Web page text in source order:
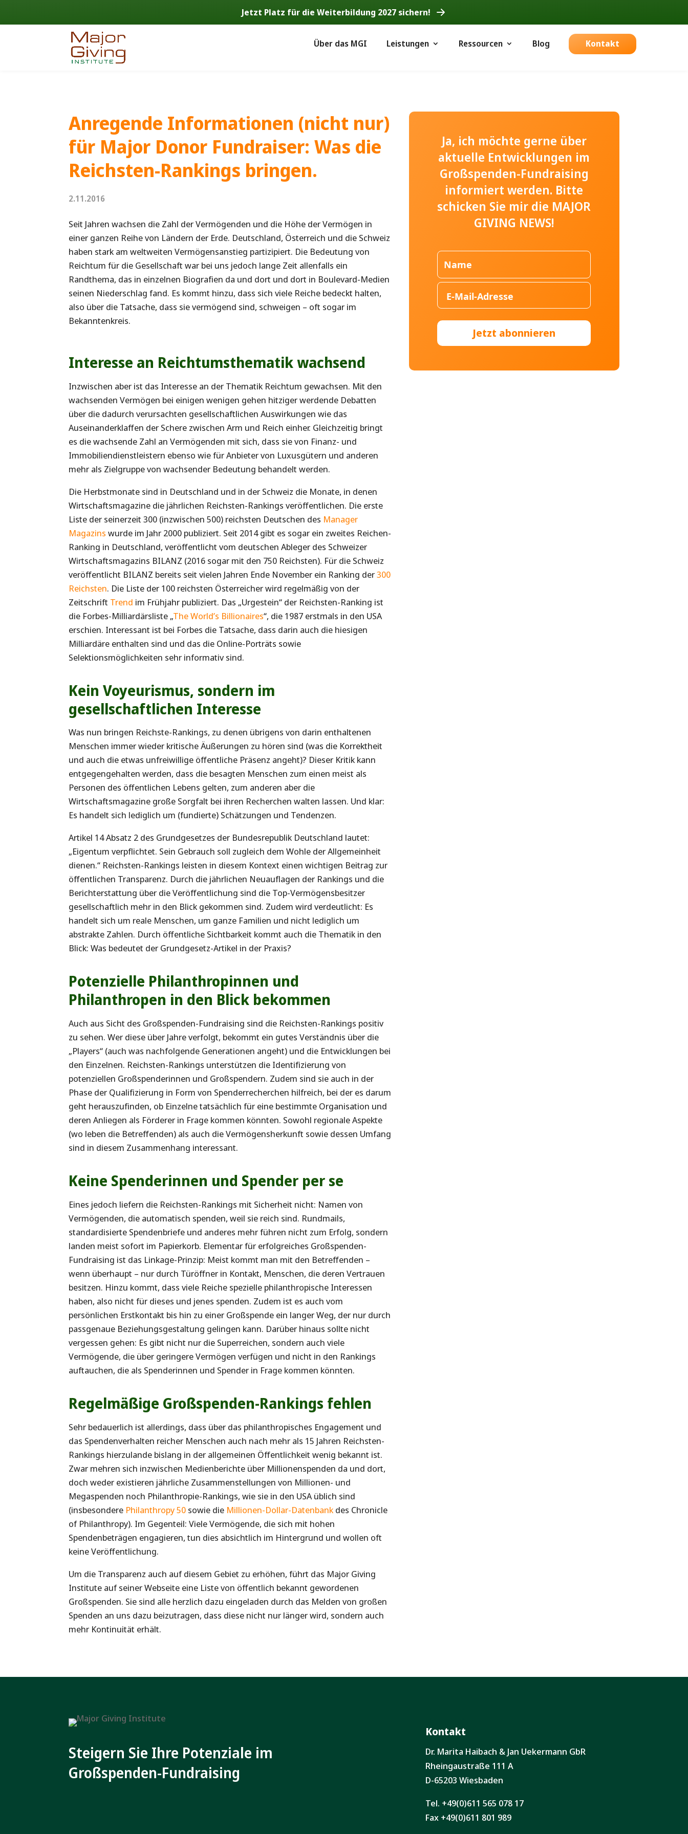
Jetzt Platz für die Weiterbildung 2027 sichern!
Über das MGI Leistungen Ressourcen Blog Kontakt
Anregende Informationen (nicht nur)
für Major Donor Fundraiser: Was die
Reichsten-Rankings bringen.
2.11.2016
Seit Jahren wachsen die Zahl der Vermögenden und die Höhe der Vermögen in
einer ganzen Reihe von Ländern der Erde. Deutschland, Österreich und die Schweiz
haben stark am weltweiten Vermögensanstieg partizipiert. Die Bedeutung von
Reichtum für die Gesellschaft war bei uns jedoch lange Zeit allenfalls ein
Randthema, das in einzelnen Biografien da und dort und dort in Boulevard-Medien
seinen Niederschlag fand. Es kommt hinzu, dass sich viele Reiche bedeckt halten,
also über die Tatsache, dass sie vermögend sind, schweigen – oft sogar im
Bekanntenkreis.
Interesse an Reichtumsthematik wachsend
Inzwischen aber ist das Interesse an der Thematik Reichtum gewachsen. Mit den
wachsenden Vermögen bei einigen wenigen gehen hitziger werdende Debatten
über die dadurch verursachten gesellschaftlichen Auswirkungen wie das
Auseinanderklaffen der Schere zwischen Arm und Reich einher. Gleichzeitig bringt
es die wachsende Zahl an Vermögenden mit sich, dass sie von Finanz- und
Immobiliendienstleistern ebenso wie für Anbieter von Luxusgütern und anderen
mehr als Zielgruppe von wachsender Bedeutung behandelt werden.
Die Herbstmonate sind in Deutschland und in der Schweiz die Monate, in denen
Wirtschaftsmagazine die jährlichen Reichsten-Rankings veröffentlichen. Die erste
Liste der seinerzeit 300 (inzwischen 500) reichsten Deutschen des Manager
Magazins wurde im Jahr 2000 publiziert. Seit 2014 gibt es sogar ein zweites Reichen-
Ranking in Deutschland, veröffentlicht vom deutschen Ableger des Schweizer
Wirtschaftsmagazins BILANZ (2016 sogar mit den 750 Reichsten). Für die Schweiz
veröffentlicht BILANZ bereits seit vielen Jahren Ende November ein Ranking der300
Reichsten. Die Liste der 100 reichsten Österreicher wird regelmäßig von der
Zeitschrift Trend im Frühjahr publiziert. Das „Urgestein“ der Reichsten-Ranking ist
die Forbes-Milliardärsliste „The World’s Billionaires“, die 1987 erstmals in den USA
erschien. Interessant ist bei Forbes die Tatsache, dass darin auch die hiesigen
Milliardäre enthalten sind und das die Online-Porträts sowie
Selektionsmöglichkeiten sehr informativ sind.
Kein Voyeurismus, sondern im
gesellschaftlichen Interesse
Was nun bringen Reichste-Rankings, zu denen übrigens von darin enthaltenen
Menschen immer wieder kritische Äußerungen zu hören sind (was die Korrektheit
und auch die etwas unfreiwillige öffentliche Präsenz angeht)? Dieser Kritik kann
entgegengehalten werden, dass die besagten Menschen zum einen meist als
Personen des öffentlichen Lebens gelten, zum anderen aber die
Wirtschaftsmagazine große Sorgfalt bei ihren Recherchen walten lassen. Und klar:
Es handelt sich lediglich um (fundierte) Schätzungen und Tendenzen.
Artikel 14 Absatz 2 des Grundgesetzes der Bundesrepublik Deutschland lautet:
„Eigentum verpflichtet. Sein Gebrauch soll zugleich dem Wohle der Allgemeinheit
dienen.“ Reichsten-Rankings leisten in diesem Kontext einen wichtigen Beitrag zur
öffentlichen Transparenz. Durch die jährlichen Neuauflagen der Rankings und die
Berichterstattung über die Veröffentlichung sind die Top-Vermögensbesitzer
gesellschaftlich mehr in den Blick gekommen sind. Zudem wird verdeutlicht: Es
handelt sich um reale Menschen, um ganze Familien und nicht lediglich um
abstrakte Zahlen. Durch öffentliche Sichtbarkeit kommt auch die Thematik in den
Blick: Was bedeutet der Grundgesetz-Artikel in der Praxis?
Potenzielle Philanthropinnen und
Philanthropen in den Blick bekommen
Auch aus Sicht des Großspenden-Fundraising sind die Reichsten-Rankings positiv
zu sehen. Wer diese über Jahre verfolgt, bekommt ein gutes Verständnis über die
„Players“ (auch was nachfolgende Generationen angeht) und die Entwicklungen bei
den Einzelnen. Reichsten-Rankings unterstützen die Identifizierung von
potenziellen Großspenderinnen und Großspendern. Zudem sind sie auch in der
Phase der Qualifizierung in Form von Spenderrecherchen hilfreich, bei der es darum
geht herauszufinden, ob Einzelne tatsächlich für eine bestimmte Organisation und
deren Anliegen als Förderer in Frage kommen könnten. Sowohl regionale Aspekte
(wo leben die Betreffenden) als auch die Vermögensherkunft sowie dessen Umfang
sind in diesem Zusammenhang interessant.
Keine Spenderinnen und Spender per se
Eines jedoch liefern die Reichsten-Rankings mit Sicherheit nicht: Namen von
Vermögenden, die automatisch spenden, weil sie reich sind. Rundmails,
standardisierte Spendenbriefe und anderes mehr führen nicht zum Erfolg, sondern
landen meist sofort im Papierkorb. Elementar für erfolgreiches Großspenden-
Fundraising ist das Linkage-Prinzip: Meist kommt man mit den Betreffenden –
wenn überhaupt – nur durch Türöffner in Kontakt, Menschen, die deren Vertrauen
besitzen. Hinzu kommt, dass viele Reiche spezielle philanthropische Interessen
haben, also nicht für dieses und jenes spenden. Zudem ist es auch vom
persönlichen Erstkontakt bis hin zu einer Großspende ein langer Weg, der nur durch
passgenaue Beziehungsgestaltung gelingen kann. Darüber hinaus sollte nicht
vergessen gehen: Es gibt nicht nur die Superreichen, sondern auch viele
Vermögende, die über geringere Vermögen verfügen und nicht in den Rankings
auftauchen, die als Spenderinnen und Spender in Frage kommen könnten.
Regelmäßige Großspenden-Rankings fehlen
Sehr bedauerlich ist allerdings, dass über das philanthropisches Engagement und
das Spendenverhalten reicher Menschen auch nach mehr als 15 Jahren Reichsten-
Rankings hierzulande bislang in der allgemeinen Öffentlichkeit wenig bekannt ist.
Zwar mehren sich inzwischen Medienberichte über Millionenspenden da und dort,
doch weder existieren jährliche Zusammenstellungen von Millionen- und
Megaspenden noch Philanthropie-Rankings, wie sie in den USA üblich sind
(insbesondere Philanthropy 50 sowie die Millionen-Dollar-Datenbank des Chronicle
of Philanthropy). Im Gegenteil: Viele Vermögende, die sich mit hohen
Spendenbeträgen engagieren, tun dies absichtlich im Hintergrund und wollen oft
keine Veröffentlichung.
Um die Transparenz auch auf diesem Gebiet zu erhöhen, führt das Major Giving
Institute auf seiner Webseite eine Listevon öffentlich bekannt gewordenen
Großspenden. Sie sind alle herzlich dazu eingeladen durch das Melden von großen
Spenden an uns dazu beizutragen, dass diese nicht nur länger wird, sondern auch
mehr Kontinuität erhält.
Ja, ich möchte gerne über
aktuelle Entwicklungen im
Großspenden-Fundraising
informiert werden. Bitte
schicken Sie mir die MAJOR
GIVING NEWS!
Jetzt abonnieren
Steigern Sie Ihre Potenziale im
Großspenden-Fundraising
Kontakt
Dr. Marita Haibach & Jan Uekermann GbR
Rheingaustraße 111 A
D-65203 Wiesbaden
Tel. +49(0)611 565 078 17
Fax +49(0)611 801 989